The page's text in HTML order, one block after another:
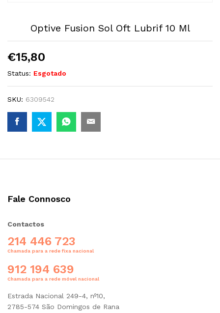
Optive Fusion Sol Oft Lubrif 10 Ml
€15,80
Status: Esgotado
SKU: 6309542
Fale Connosco
Contactos
214 446 723
Chamada para a rede fixa nacional
912 194 639
Chamada para a rede móvel nacional
Estrada Nacional 249-4, nº10,
2785-574 São Domingos de Rana